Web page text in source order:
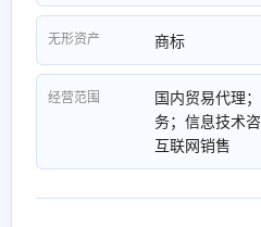
无形资产 商标
经营范围
国内贸易代理
务；信息技术
互联网销售